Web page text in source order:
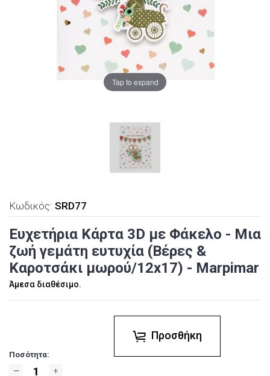
Tap to expand
Κωδικός: SRD77
Ευχετήρια Κάρτα 3D με Φάκελο - Μια
ζωή γεμάτη ευτυχία (Βέρες &
Καροτσάκι μωρού/12x17) - Marpimar
Άμεσα διαθέσιμο.
Ποσότητα:
Προσθήκη